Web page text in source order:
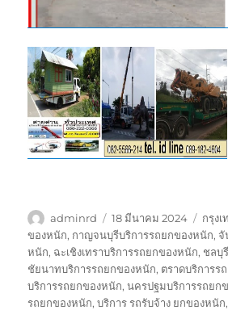
ผู้
เขียน
adminrd
เขียน
เมื่อ
18 มีนาคม 2024
ป้าย
กำกับ
กรุง
ของหนัก, กาญจนบุรีบริการรถยกของหนัก, จั
หนัก, ฉะเชิงเทราบริการรถยกของหนัก, ชลบุ
ชัยนาทบริการรถยกของหนัก, ตราดบริการร
บริการรถยกของหนัก,นครปฐมบริการรถยก
รถยกของหนัก,บริการ รถรับจ้าง ยกของหนัก